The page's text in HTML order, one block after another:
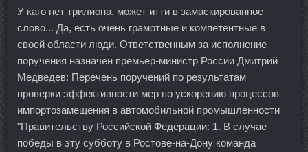
У каго нет трилиона, может итти в замаскированное
слово... Да, есть очень грамотные и компетентные в
своей области люди. Ответственным за исполнение
поручения назначен премьер-министр России Дмитрий
Медведев: Перечень поручений по результатам
проверки эффективности мер по ускорению процессов
импортозамещения в автомобильной промышленности
"Правительству Российской Федерации: 1. В случае
победы в эту субботу в Ростове-на-Дону команда